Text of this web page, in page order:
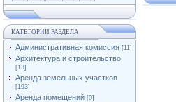
КАТЕГОРИИ РАЗДЕЛА
Административная комиссия [11]
Архитектура и строительство
[13]
Аренда земельных участков
[193]
Аренда помещений [0]